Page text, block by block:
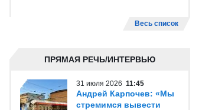
Весь список
ПРЯМАЯ РЕЧЬ/ИНТЕРВЬЮ
31 июля 2026 11:45
Андрей Карпочев: «Мы
стремимся вывести